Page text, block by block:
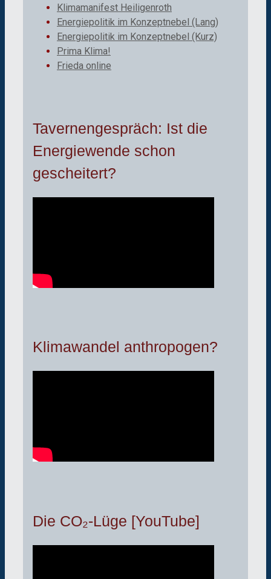
Klimamanifest Heiligenroth
Energiepolitik im Konzeptnebel (Lang)
Energiepolitik im Konzeptnebel (Kurz)
Prima Klima!
Frieda online
Tavernengespräch: Ist die
Energiewende schon
gescheitert?
Klimawandel anthropogen?
Die CO₂-Lüge [YouTube]